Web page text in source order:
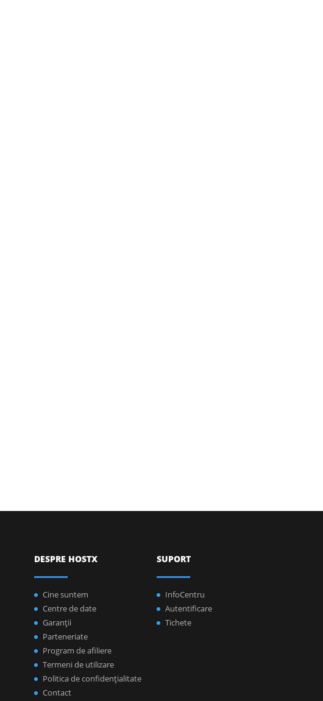
DESPRE HOSTX
Cine suntem
Centre de date
Garanţii
Parteneriate
Program de afiliere
Termeni de utilizare
Politica de confidenţialitate
Contact
SUPORT
InfoCentru
Autentificare
Tichete